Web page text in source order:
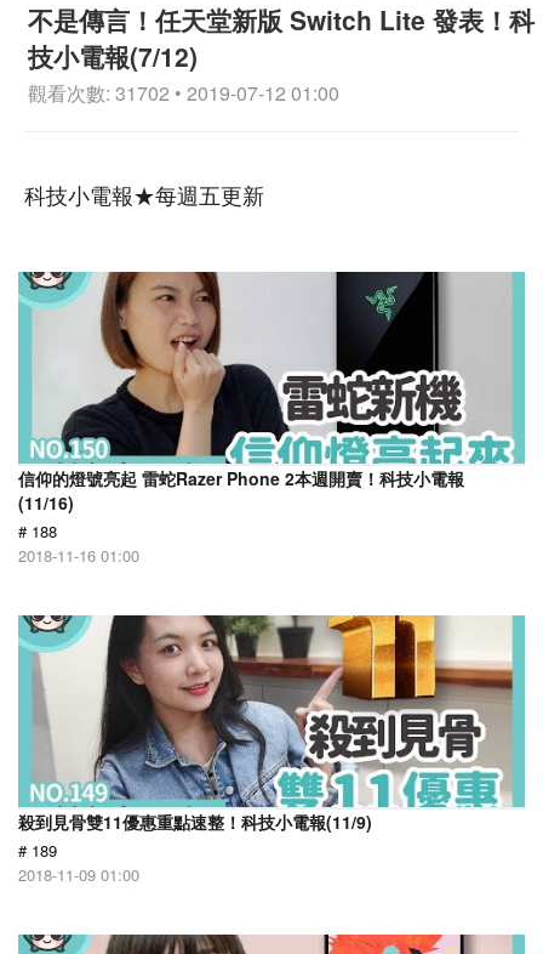
不是傳言！任天堂新版 Switch Lite 發表！科
技小電報(7/12)
觀看次數: 31702 • 2019-07-12 01:00
科技小電報★每週五更新
信仰的燈號亮起 雷蛇Razer Phone 2本週開賣！科技小電報
(11/16)
# 188
2018-11-16 01:00
殺到見骨雙11優惠重點速整！科技小電報(11/9)
# 189
2018-11-09 01:00